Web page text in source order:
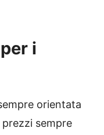
i
orientata
sempre